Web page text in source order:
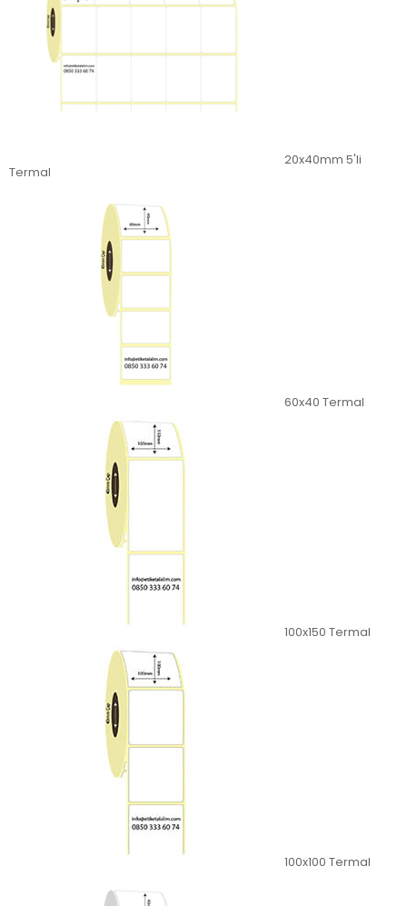
20x40mm 5'li
Termal
60x40 Termal
100x150 Termal
100x100 Termal